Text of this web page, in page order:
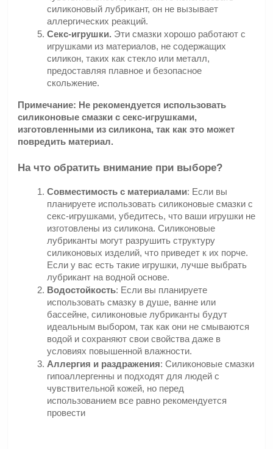
силиконовый лубрикант, он не вызывает
аллергических реакций.
Секс-игрушки. Эти смазки хорошо работают с
игрушками из материалов, не содержащих
силикон, таких как стекло или металл,
предоставляя плавное и безопасное
скольжение.
Примечание: Не рекомендуется использовать
силиконовые смазки с секс-игрушками,
изготовленными из силикона, так как это может
повредить материал.
На что обратить внимание при выборе?
Совместимость с материалами: Если вы
планируете использовать силиконовые смазки с
секс-игрушками, убедитесь, что ваши игрушки не
изготовлены из силикона. Силиконовые
лубриканты могут разрушить структуру
силиконовых изделий, что приведет к их порче.
Если у вас есть такие игрушки, лучше выбрать
лубрикант на водной основе.
Водостойкость: Если вы планируете
использовать смазку в душе, ванне или
бассейне, силиконовые лубриканты будут
идеальным выбором, так как они не смываются
водой и сохраняют свои свойства даже в
условиях повышенной влажности.
Аллергия и раздражения: Силиконовые смазки
гипоаллергенны и подходят для людей с
чувствительной кожей, но перед
использованием все равно рекомендуется
провести